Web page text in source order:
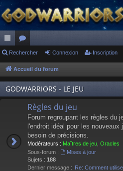
ac
co
ur
ci
or
u
m
s
Rechercher Connexion Inscription
Accueil du forum
GODWARRIORS - LE JEU
Règles du jeu
Forum regroupant les règles du
l'endroit idéal pour les
besoin de précisions.
Modérateurs : Maîtres de jeu Oracles
Sous-forum :
Mises à jour
Sujets : 188
Dernier message : Re: Comment